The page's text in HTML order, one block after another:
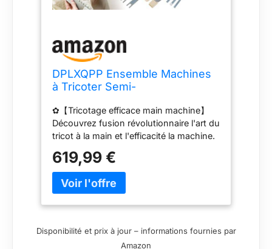
DPLXQPP Ensemble Machines
à Tricoter Semi-
Tricoter,Moyen 6,5
Mm,Ensemble Machines
Tricoter avec
Accessoires,Compatible avec
La Plupart
✿【Tricotage efficace main machine】
Découvrez fusion révolutionnaire l'art du
tricot à la main et l'efficacité la machine.
parfaitement le meilleur des deux
mondes, propulsant votre vitesse
tricotage et votre productivité vers
verrouillage spécialement conçue avec
619,99 €
Disponibilité et prix à jour – informations fournies par
Amazon